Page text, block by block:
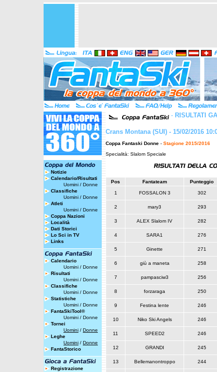
Notizie
Calendario/Risultati
Uomini / Donne
Classifiche
Uomini / Donne
Atleti
Uomini / Donne
Coppa Nazioni
Località
Dati Storici
Lo Sci in TV
Links
Calendario
Uomini / Donne
Risultati
Uomini / Donne
Classifiche
Uomini / Donne
Statistiche
Uomini / Donne
FantaSkiTool®
Uomini / Donne
Tornei
Uomini / Donne
Leghe
Uomini / Donne
FantaStorico
Registrazione
- RISULTATI
Crans Montana (SUI) - 15/02/2016
Coppa Fantaski Donne - Stagione 2015/2016
Specialità: Slalom Speciale
Pos Fantateam Punteggio
1 FOSSALON 3 302
2 mary3 293
3 ALEX Slalom IV 282
4 SARA1 276
5 Ginette 271
6 giù a maneta 258
7 pampasciw3 256
8 forzaraga 250
9 Festina lente 246
10 Niko Ski Angels 246
11 SPEED2 246
12 GRANDI 245
13 Bellemanontroppo 244